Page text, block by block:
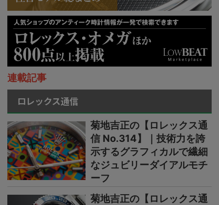
連載記事
ロレックス通信
菊地吉正の【ロレックス通
信 No.314】｜技術力を誇
示するグラフィカルで繊細
なジュビリーダイアルモチ
ーフ
菊地吉正の【ロレックス通